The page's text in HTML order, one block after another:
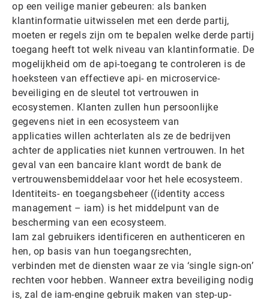
op een veilige manier gebeuren: als banken
klantinformatie uitwisselen met een derde partij,
moeten er regels zijn om te bepalen welke derde partij
toegang heeft tot welk niveau van klantinformatie. De
mogelijkheid om de api-toegang te controleren is de
hoeksteen van effectieve api- en microservice-
beveiliging en de sleutel tot vertrouwen in
ecosystemen. Klanten zullen hun persoonlijke
gegevens niet in een ecosysteem van
applicaties willen achterlaten als ze de bedrijven
achter de applicaties niet kunnen vertrouwen. In het
geval van een bancaire klant wordt de bank de
vertrouwensbemiddelaar voor het hele ecosysteem.
Identiteits- en toegangsbeheer ((identity access
management – iam) is het middelpunt van de
bescherming van een ecosysteem.
Iam zal gebruikers identificeren en authenticeren en
hen, op basis van hun toegangsrechten,
verbinden met de diensten waar ze via ‘single sign-on’
rechten voor hebben. Wanneer extra beveiliging nodig
is, zal de iam-engine gebruik maken van step-up-